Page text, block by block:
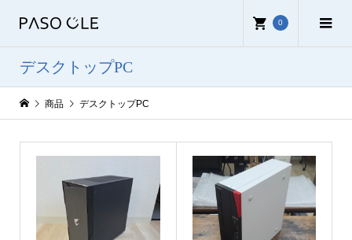
0
デスクトップPC
商品 デスクトップPC